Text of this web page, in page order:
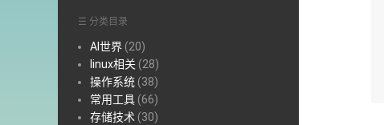
☰ 分类目录
AI世界 (20)
linux相关 (28)
操作系统 (38)
常用工具 (66)
存储技术 (30)